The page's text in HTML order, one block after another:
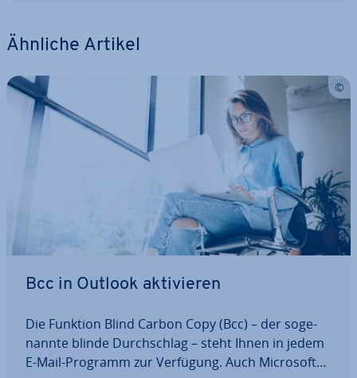
Ähnliche Artikel
Bcc in Outlook ak­ti­vie­ren
Die Funktion Blind Carbon Copy (Bcc) – der so­ge­
nann­te blinde Durch­schlag – steht Ihnen in jedem
E-Mail-Programm zur Verfügung. Auch Microsoft